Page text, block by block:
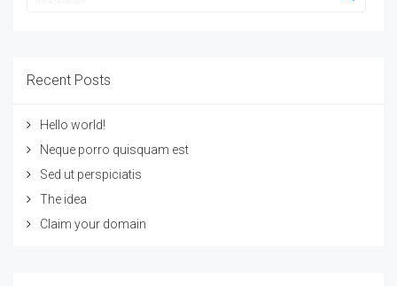
Recent Posts
Hello world!
Neque porro quisquam est
Sed ut perspiciatis
The idea
Claim your domain